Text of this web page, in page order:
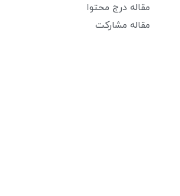
مقاله درج محتوا
مقاله مشارکت